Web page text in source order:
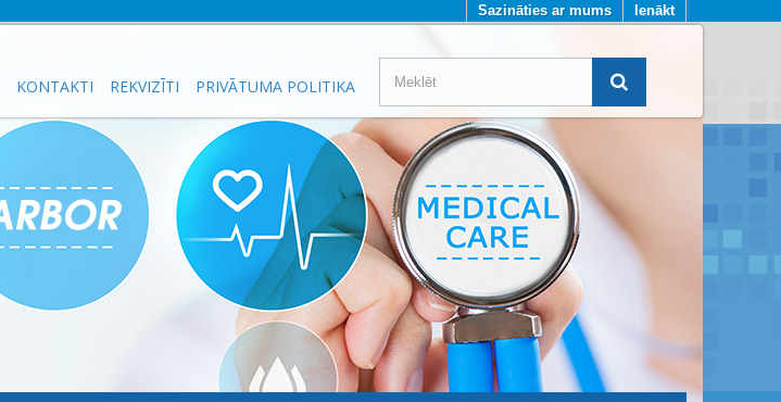
Ienākt
Sazināties ar mums
KONTAKTI REKVIZĪTI PRIVĀTUMA POLITIKA